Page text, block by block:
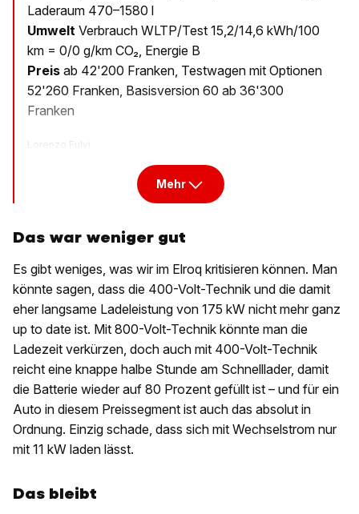
Laderaum 470–1580 l
Umwelt Verbrauch WLTP/Test 15,2/14,6 kWh/100
km = 0/0 g/km CO₂, Energie B
Preis ab 42'200 Franken, Testwagen mit Optionen
52'260 Franken, Basisversion 60 ab 36'300
Franken
Lorenzo Fulvi
Mehr
Das war weniger gut
Es gibt weniges, was wir im Elroq kritisieren können. Man
könnte sagen, dass die 400-Volt-Technik und die damit
eher langsame Ladeleistung von 175 kW nicht mehr ganz
up to date ist. Mit 800-Volt-Technik könnte man die
Ladezeit verkürzen, doch auch mit 400-Volt-Technik
reicht eine knappe halbe Stunde am Schnelllader, damit
die Batterie wieder auf 80 Prozent gefüllt ist – und für ein
Auto in diesem Preissegment ist auch das absolut in
Ordnung. Einzig schade, dass sich mit Wechselstrom nur
mit 11 kW laden lässt.
Das bleibt